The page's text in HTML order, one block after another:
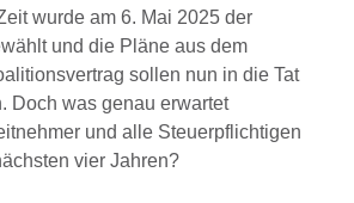
wurde am 6. Mai 2025 der
und die Pläne aus dem
sollen nun in die Tat
Doch was genau erwartet
und alle Steuerpflichtigen
vier Jahren?